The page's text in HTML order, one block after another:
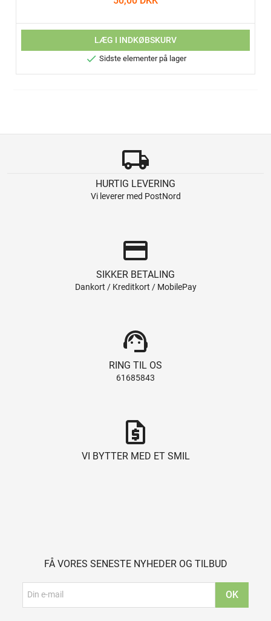
LÆG I INDKØBSKURV
 Sidste elementer på lager
local_shipping
HURTIG LEVERING
Vi leverer med PostNord
credit_card
SIKKER BETALING
Dankort / Kreditkort / MobilePay
support_agent
RING TIL OS
61685843
request_quote
VI BYTTER MED ET SMIL
FÅ VORES SENESTE NYHEDER OG TILBUD